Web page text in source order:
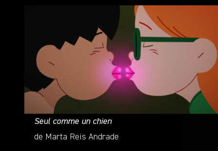
Seul comme un chien
de Marta Reis Andrade